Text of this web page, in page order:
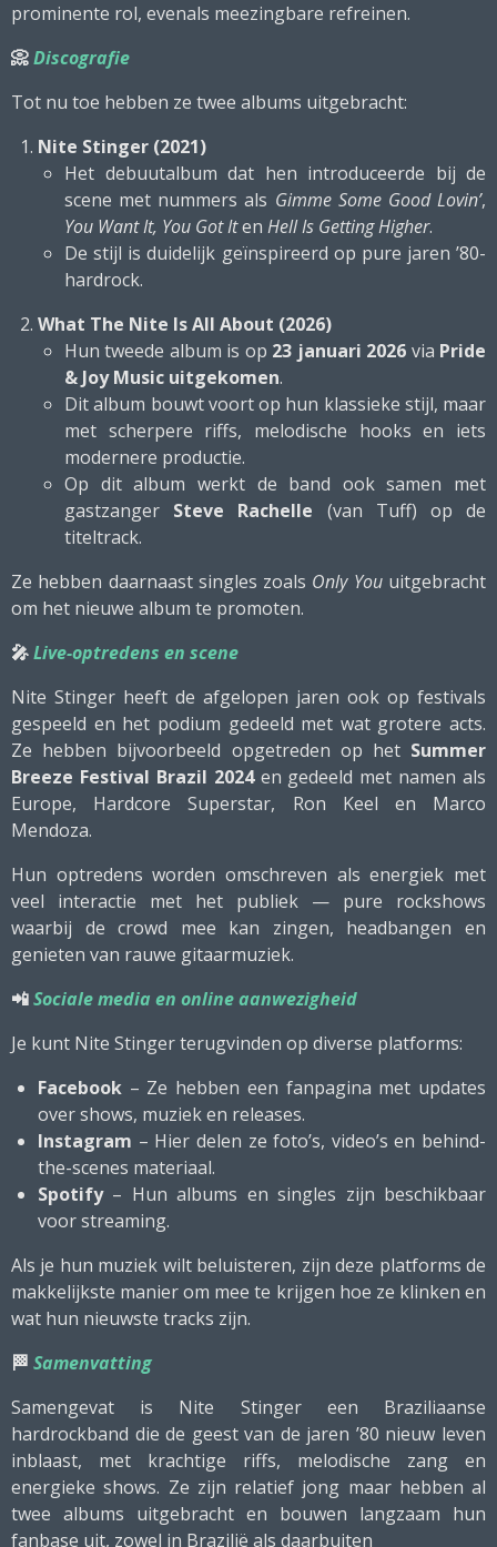
prominente rol, evenals meezingbare refreinen.
📀Discografie
Tot nu toe hebben ze twee albums uitgebracht:
Nite Stinger (2021)
Het debuutalbum dat hen introduceerde bij de
scene met nummers als Gimme Some Good Lovin’,
You Want It, You Got Iten Hell Is Getting Higher.
De stijl is duidelijk geïnspireerd op pure jaren ’80-
hardrock.
What The Nite Is All About (2026)
Hun tweede album is op 23 januari 2026 via Pride
& Joy Music uitgekomen.
Dit album bouwt voort op hun klassieke stijl, maar
met scherpere riffs, melodische hooks en iets
modernere productie.
Op dit album werkt de band ook samen met
gastzanger Steve Rachelle (van Tuff) op de
titeltrack.
Ze hebben daarnaast singles zoals Only Youuitgebracht
om het nieuwe album te promoten.
🎤Live-optredens en scene
Nite Stinger heeft de afgelopen jaren ook op festivals
gespeeld en het podium gedeeld met wat grotere acts.
Ze hebben bijvoorbeeld opgetreden op het Summer
Breeze Festival Brazil 2024en gedeeld met namen als
Europe, Hardcore Superstar, Ron Keel en Marco
Mendoza.
Hun optredens worden omschreven als energiek met
veel interactie met het publiek — pure rockshows
waarbij de crowd mee kan zingen, headbangen en
genieten van rauwe gitaarmuziek.
📲Sociale media en online aanwezigheid
Je kunt Nite Stinger terugvinden op diverse platforms:
Facebook – Ze hebben een fanpagina met updates
over shows, muziek en releases.
Instagram – Hier delen ze foto’s, video’s en behind-
the-scenes materiaal.
Spotify– Hun albums en singles zijn beschikbaar
voor streaming.
Als je hun muziek wilt beluisteren, zijn deze platforms de
makkelijkste manier om mee te krijgen hoe ze klinken en
wat hun nieuwste tracks zijn.
🏁 Samenvatting
Samengevat is Nite Stinger een Braziliaanse
hardrockband die de geest van de jaren ’80 nieuw leven
inblaast, met krachtige riffs, melodische zang en
energieke shows. Ze zijn relatief jong maar hebben al
twee albums uitgebracht en bouwen langzaam hun
fanbase uit, zowel in Brazilië als daarbuiten